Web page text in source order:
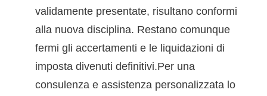
validamente presentate, risultano conformi
alla nuova disciplina. Restano comunque
fermi gli accertamenti e le liquidazioni di
imposta divenuti definitivi.Per una
consulenza e assistenza personalizzata lo